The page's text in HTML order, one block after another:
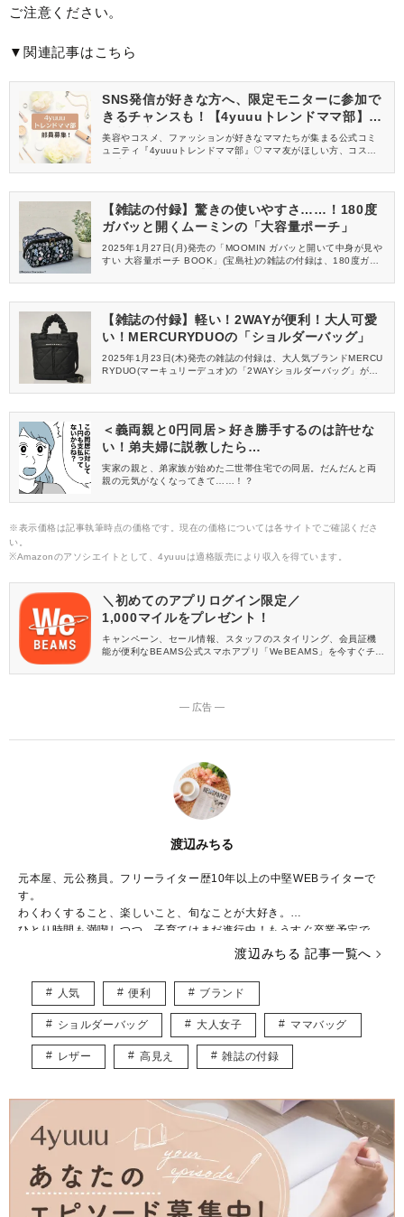
ご注意ください。
▼関連記事はこちら
SNS発信が好きな方へ、限定モニターに参加で
きるチャンスも！【4yuuuトレンドママ部】部
員募集中
美容やコスメ、ファッションが好きなママたちが集まる公式コミ
ュニティ『4yuuuトレンドママ部』♡ママ友がほしい方、コスメサ
信してくれる方を募集しています！
【雑誌の付録】驚きの使いやすさ……！180度
ガバッと開くムーミンの「大容量ポーチ」
2025年1月27日(月)発売の「MOOMIN ガバッと開いて中身が見や
すい 大容量ポーチ BOOK」(宝島社)の雑誌の付録は、180度ガバ
と仲間たちを描いた華やかなボタニカル柄は、見るだけで楽しい
【雑誌の付録】軽い！2WAYが便利！大人可愛
い！MERCURYDUOの「ショルダーバッグ」
2025年1月23日(木)発売の雑誌の付録は、大人気ブランドMERCU
RYDUO(マーキュリーデュオ)の「2WAYショルダーバッグ」が登
可愛いデザインは、どんなスタイルとも好相性。毎日のお出かけ
＜義両親と0円同居＞好き勝手するのは許せな
い！弟夫婦に説教したら…
実家の親と、弟家族が始めた二世帯住宅での同居。だんだんと両
親の元気がなくなってきて……！？
※表示価格は記事執筆時点の価格です。現在の価格については各サイトでご確認くださ
い。
※Amazonのアソシエイトとして、4yuuuは適格販売により収入を得ています。
＼初めてのアプリログイン限定／
1,000マイルをプレゼント！
キャンペーン、セール情報、スタッフのスタイリング、会員証機
能が便利なBEAMS公式スマホアプリ「WeBEAMS」を今すぐチェ
― 広告 ―
渡辺みちる
元本屋、元公務員。フリーライター歴10年以上の中堅WEBライターで
す。
わくわくすること、楽しいこと、旬なことが大好き。
ひとり時間も満喫しつつ、子育てはまだ進行中！もうすぐ卒業予定で
お届けしていきます。
渡辺みちる 記事一覧へ
人気 便利 ブランド
ショルダーバッグ 大人女子 ママバッグ
レザー 高見え 雑誌の付録